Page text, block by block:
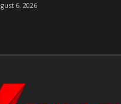
6, 2026